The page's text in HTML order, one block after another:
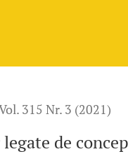
315 Nr. 3 (2021)
de